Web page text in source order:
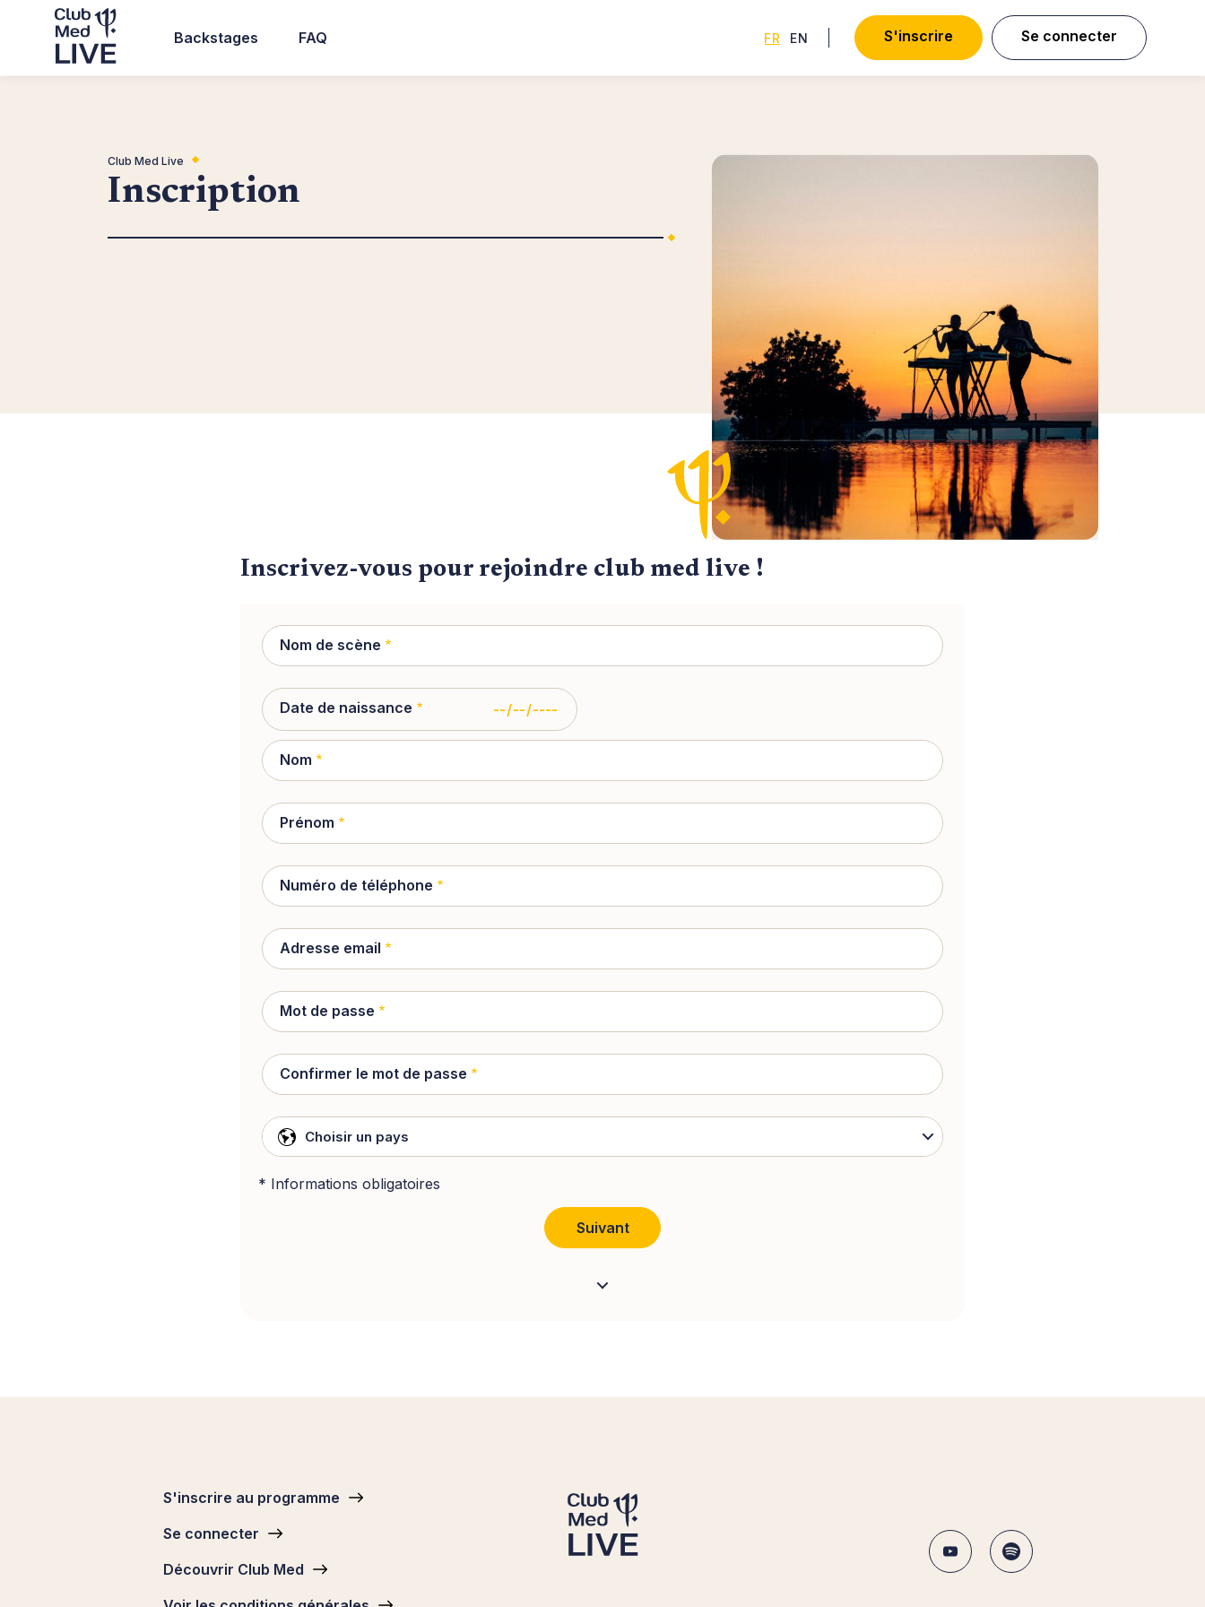
contenu
principal
Backstages FAQ FRENCHENGLISH S'inscrire Se connecter
Club Med Live
Inscription
Inscrivez-vous pour rejoindre club med live !
Nom de scène
Date de naissance
Nom
Prénom
Numéro de téléphone
Adresse email
Mot de passe
Confirmer le mot de passe
Choisir un pays
* Informations obligatoires
de
page
S'inscrire au programme
Se connecter
Découvrir Club Med